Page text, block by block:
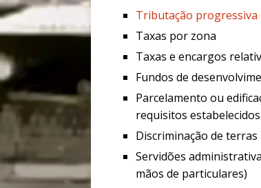
Tributação progressiva
Taxas por zona
Taxas e encargos
Fundos de
Parcelamento ou
requisitos
Discriminação de terras
Servidões
mãos de particulares)